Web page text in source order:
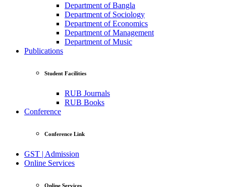
Department of Bangla
Department of Sociology
Department of Economics
Department of Management
Department of Music
Publications
Student Facilities
RUB Journals
RUB Books
Conference
Conference Link
GST | Admission
Online Services
Online Services